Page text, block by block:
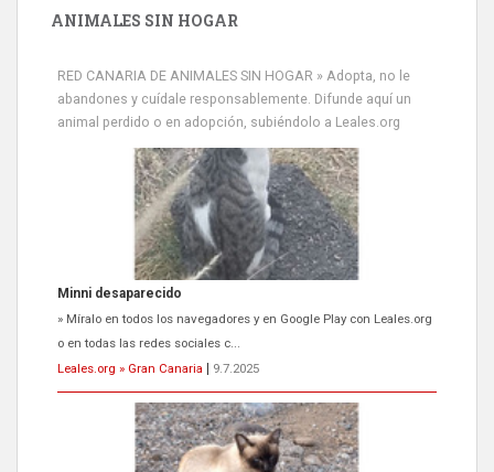
ANIMALES SIN HOGAR
RED CANARIA DE ANIMALES SIN HOGAR » Adopta, no le
abandones y cuídale responsablemente. Difunde aquí un
animal perdido o en adopción, subiéndolo a Leales.org
Minni desaparecido
» Míralo en todos los navegadores y en Google Play con Leales.org
o en todas las redes sociales c...
Leales.org » Gran Canaria
9.7.2025